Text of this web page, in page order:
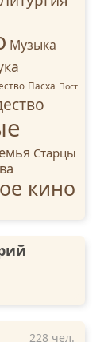
Музыка
Пасха Пост
Старцы
кино
228 чел.